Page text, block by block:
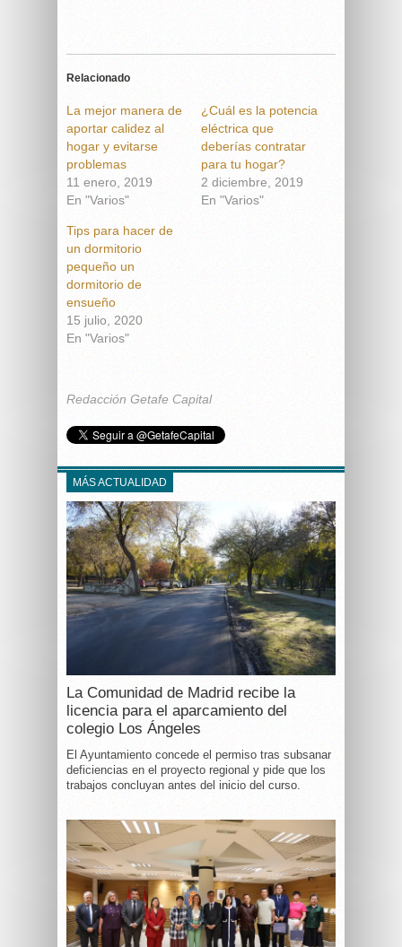
Relacionado
La mejor manera de
aportar calidez al
hogar y evitarse
problemas
11 enero, 2019
En "Varios"
¿Cuál es la potencia
eléctrica que
deberías contratar
para tu hogar?
2 diciembre, 2019
En "Varios"
Tips para hacer de
un dormitorio
pequeño un
dormitorio de
ensueño
15 julio, 2020
En "Varios"
Redacción Getafe Capital
MÁS ACTUALIDAD
La Comunidad de Madrid recibe la
licencia para el aparcamiento del
colegio Los Ángeles
El Ayuntamiento concede el permiso tras subsanar
deficiencias en el proyecto regional y pide que los
trabajos concluyan antes del inicio del curso.